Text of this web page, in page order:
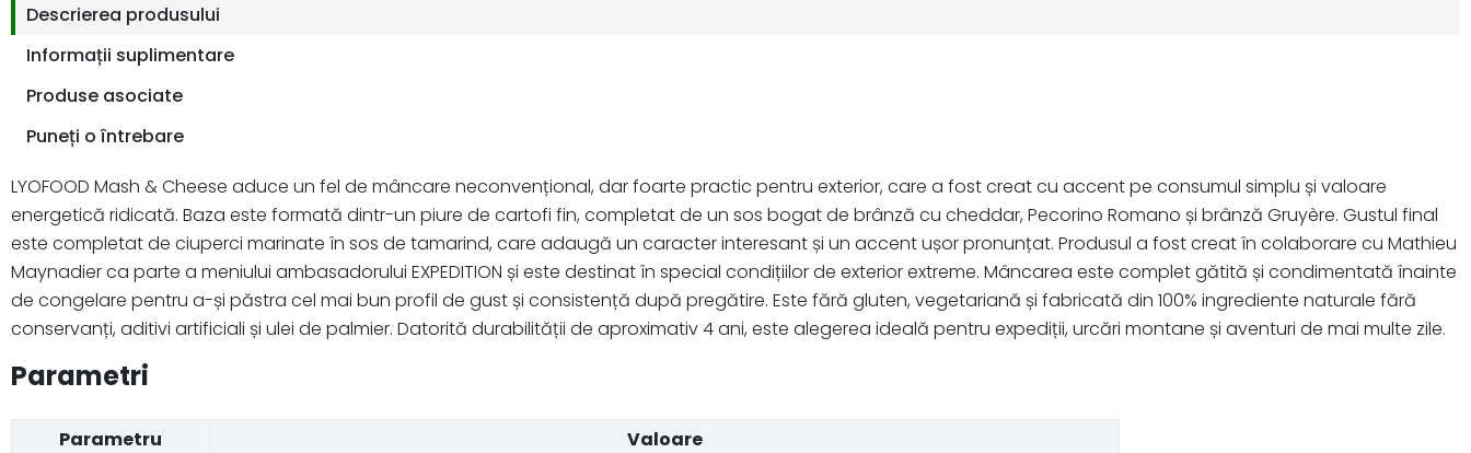
Descrierea produsului
Informații suplimentare
Produse asociate
Puneți o întrebare
LYOFOOD Mash & Cheese aduce un fel de mâncare neconvențional, dar foarte practic pentru exterior, care a fost creat cu accent pe consumul simplu și valoare
energetică ridicată. Baza este formată dintr-un piure de cartofi fin, completat de un sos bogat de brânză cu cheddar, Pecorino Romano și brânză Gruyère. Gustul final
este completat de ciuperci marinate în sos de tamarind, care adaugă un caracter interesant și un accent ușor pronunțat. Produsul a fost creat în colaborare cu Mathieu
Maynadier ca parte a meniului ambasadorului EXPEDITION și este destinat în special condițiilor de exterior extreme. Mâncarea este complet gătită și condimentată înainte
de congelare pentru a-și păstra cel mai bun profil de gust și consistență după pregătire. Este fără gluten, vegetariană și fabricată din 100% ingrediente naturale fără
conservanți, aditivi artificiali și ulei de palmier. Datorită durabilității de aproximativ 4 ani, este alegerea ideală pentru expediții, urcări montane și aventuri de mai multe zile.
Parametri
Parametru
Valoare